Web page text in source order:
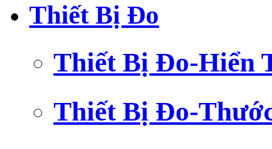
Thiết Bị Đo
Thiết Bị Đo-Hiển
Thiết Bị Đo-